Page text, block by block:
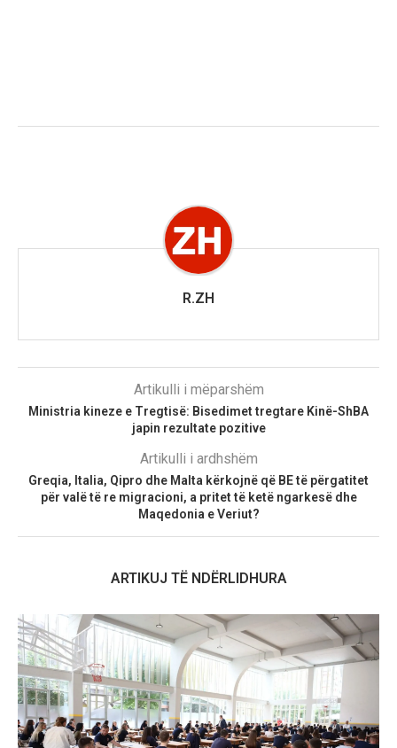
R.ZH
Artikulli i mëparshëm
Ministria kineze e Tregtisë: Bisedimet tregtare Kinë-ShBA
japin rezultate pozitive
Artikulli i ardhshëm
Greqia, Italia, Qipro dhe Malta kërkojnë që BE të përgatitet
për valë të re migracioni, a pritet të ketë ngarkesë dhe
Maqedonia e Veriut?
ARTIKUJ TË NDËRLIDHURA